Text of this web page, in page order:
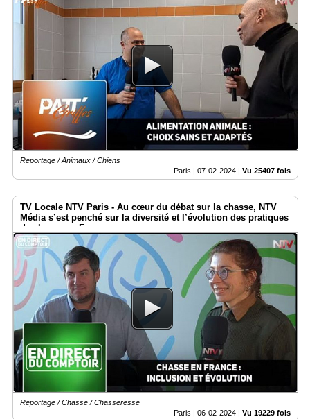
Reportage / Animaux / Chiens
Paris | 07-02-2024 | Vu 25407 fois
TV Locale NTV Paris - Au cœur du débat sur la chasse, NTV
Média s’est penché sur la diversité et l’évolution des pratiques
de chasse en France.
Reportage / Chasse / Chasseresse
Paris | 06-02-2024 | Vu 19229 fois